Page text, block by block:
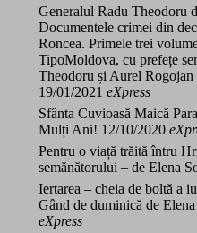
Generalul Radu
Documentele crimei din
Roncea. Primele trei
TipoMoldova, cu prefețe
Theodoru și Aurel
19/01/2021 eXpress
Sfânta Cuvioasă Maică
Mulți Ani! 12/10/2020
Pentru o viață trăită întru
semănătorului – de Elena
Iertarea – cheia de boltă a
Gând de duminică de
eXpress